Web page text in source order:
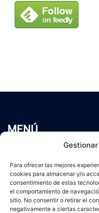
Para ofrecer las mejores
cookies para almacenar y/o
consentimiento de estas
el comportamiento de
sitio. No consentir o retirar el
negativamente a ciertas
MENÚ
Servicios
Blog
Contacto
Aviso Legal